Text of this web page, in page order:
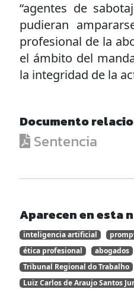
“agentes de
pudieran
profesional de la
el ámbito del
la integridad de la
Documento
Sentencia
Aparecen en esta
inteligencia artificial
ética profesional
abogados
Tribunal Regional do Trabalho
Luiz Carlos de Araujo Santos